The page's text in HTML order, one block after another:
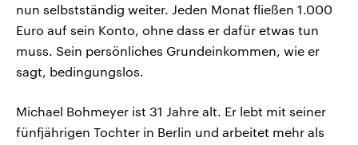
nun selbstständig weiter. Jeden Monat fließen 1.000
Euro auf sein Konto, ohne dass er dafür etwas tun
muss. Sein persönliches Grundeinkommen, wie er
sagt, bedingungslos.
Michael Bohmeyer ist 31 Jahre alt. Er lebt mit seiner
fünfjährigen Tochter in Berlin und arbeitet mehr als